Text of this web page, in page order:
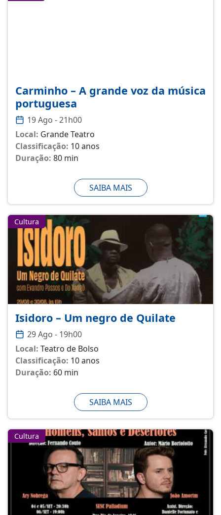
Carminho – A grande voz da música
portuguesa
19 Ago - 21h00
Local: Grande Teatro
Classificação: 10 anos
Duração: 80 min
SAIBA MAIS
Cultura
Isidoro – Um negro de Quilate
29 Ago - 19h00
Local: Teatro de Bolso
Classificação: 10 anos
Duração: 60 min
SAIBA MAIS
Cultura